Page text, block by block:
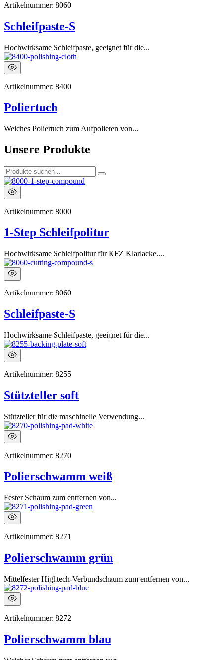
Artikelnummer: 8060
Schleifpaste-S
Hochwirksame Schleifpaste, geeignet für die...
Artikelnummer: 8400
Poliertuch
Weiches Poliertuch zum Aufpolieren von...
Unsere Produkte
Artikelnummer: 8000
1-Step Schleifpolitur
Hochwirksame Schleifpolitur für KFZ Klarlacke....
Artikelnummer: 8060
Schleifpaste-S
Hochwirksame Schleifpaste, geeignet für die...
Artikelnummer: 8255
Stützteller soft
Stützteller für die maschinelle Verwendung...
Artikelnummer: 8270
Polierschwamm weiß
Fester Schaum zum entfernen von...
Artikelnummer: 8271
Polierschwamm grün
Mittelfester Hightech-Verbundschaum zum entfernen von...
Artikelnummer: 8272
Polierschwamm blau